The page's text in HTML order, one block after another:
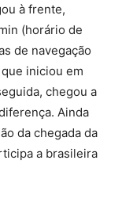
à frente,
(horário de
de navegação
iniciou em
chegou a
Ainda
da chegada da
a brasileira